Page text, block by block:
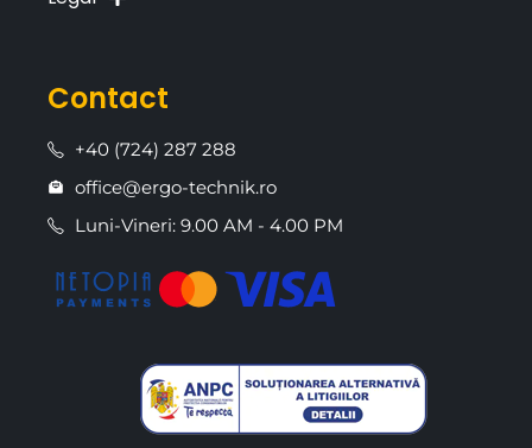
Contact
+40 (724) 287 288
office@ergo-technik.ro
Luni-Vineri: 9.00 AM - 4.00 PM